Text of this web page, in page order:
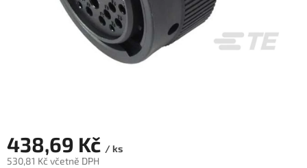
438,69 Kč / ks
530,81 Kč včetně DPH